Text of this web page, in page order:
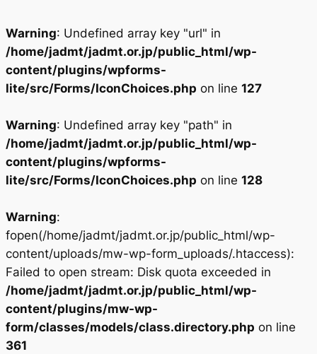
Warning: Undefined array key "url" in
/home/jadmt/jadmt.or.jp/public_html/wp-
content/plugins/wpforms-
lite/src/Forms/IconChoices.php on line 127
Warning: Undefined array key "path" in
/home/jadmt/jadmt.or.jp/public_html/wp-
content/plugins/wpforms-
lite/src/Forms/IconChoices.php on line 128
Warning:
fopen(/home/jadmt/jadmt.or.jp/public_html/wp-
content/uploads/mw-wp-form_uploads/.htaccess):
Failed to open stream: Disk quota exceeded in
/home/jadmt/jadmt.or.jp/public_html/wp-
content/plugins/mw-wp-
form/classes/models/class.directory.php on line
361